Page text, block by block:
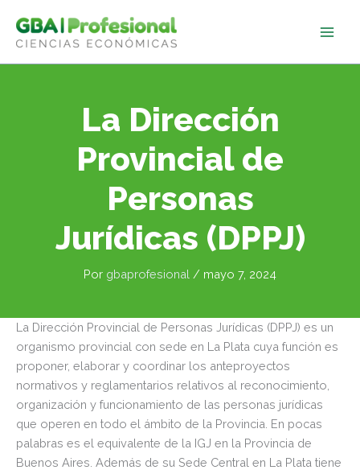
contenido
La Dirección
Provincial de
Personas
Jurídicas (DPPJ)
Por gbaprofesional / mayo 7, 2024
La Dirección Provincial de Personas Jurídicas (DPPJ) es un
organismo provincial con sede en La Plata cuya función es
proponer, elaborar y coordinar los anteproyectos
normativos y reglamentarios relativos al reconocimiento,
organización y funcionamiento de las personas jurídicas
que operen en todo el ámbito de la Provincia. En pocas
palabras es el equivalente de la IGJ en la Provincia de
Buenos Aires. Además de su Sede Central en La Plata tiene